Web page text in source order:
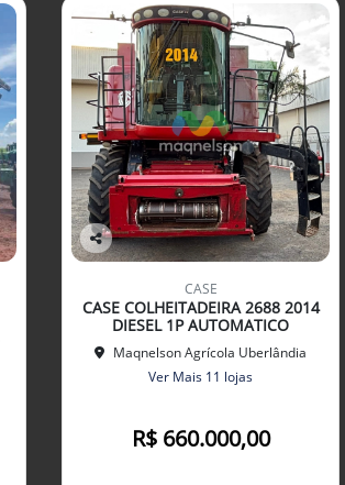
Co
arti
lhe
CASE
CASE COLHEITADEIRA 2688 2014
DIESEL 1P AUTOMATICO
Maqnelson Agrícola Uberlândia
Ver Mais 11 lojas
R$ 660.000,00